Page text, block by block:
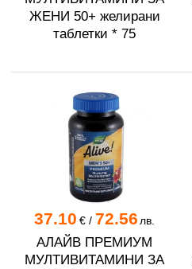
ЖЕНИ 50+ желирани
таблетки * 75
37.10 €/ 72.56 лв.
АЛАЙВ ПРЕМИУМ
МУЛТИВИТАМИНИ ЗА